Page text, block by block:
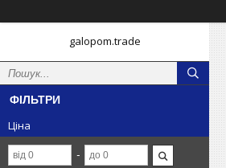
galopom.trade
ФІЛЬТРИ
Ціна